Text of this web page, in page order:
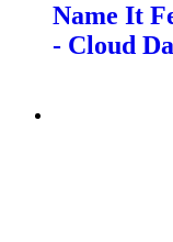
Name It
- Cloud